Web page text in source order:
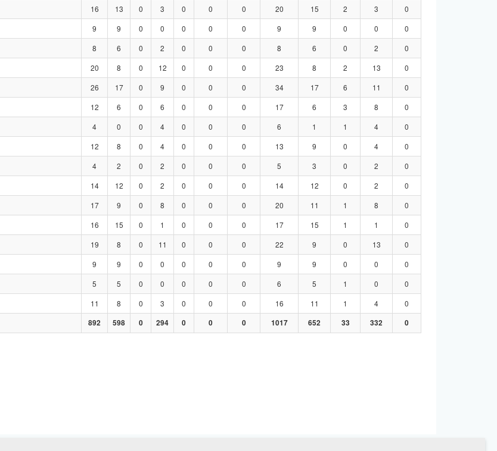
16 13 0 3 0 0 0 20 15 2 3
0
9 9 0 0 0 0 0 9 9 0 0
0
8 6 0 2 0 0 0 8 6 0 2
0
20 8 0 12 0 0 0 23 8 2 13
0
26 17 0 9 0 0 0 34 17 6 11
0
12 6 0 6 0 0 0 17 6 3 8
0
4 0 0 4 0 0 0 6 1 1 4
0
12 8 0 4 0 0 0 13 9 0 4
0
4 2 0 2 0 0 0 5 3 0 2
0
14 12 0 2 0 0 0 14 12 0 2
0
17 9 0 8 0 0 0 20 11 1 8
0
16 15 0 1 0 0 0 17 15 1 1
0
19 8 0 11 0 0 0 22 9 0 13
0
9 9 0 0 0 0 0 9 9 0 0
0
5 5 0 0 0 0 0 6 5 1 0
0
11 8 0 3 0 0 0 16 11 1 4
0
892 598 0 294 0 0 0 1017 652 33 332 0